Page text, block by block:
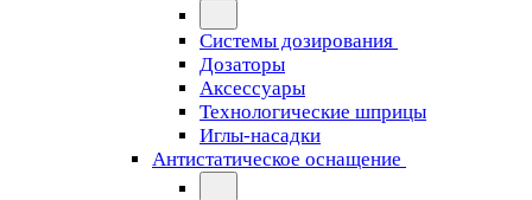
Системы дозирования
Дозаторы
Аксессуары
Технологические шприцы
Иглы-насадки
Антистатическое оснащение